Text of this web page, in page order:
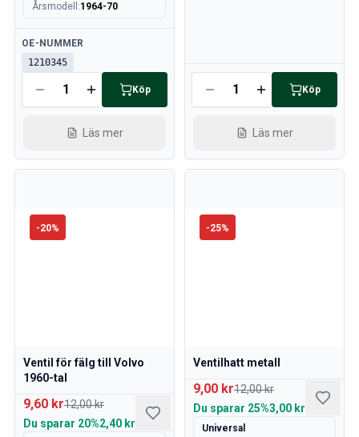
Årsmodell :1964-70
Tillgänglig
OE-NUMMER
1210345
Köp
Läs mer
Köp
Läs mer
-20%
Ventil för fälg till Volvo
1960-tal
9,60 kr12,00 kr
Du sparar 20%2,40 kr
-25%
Ventilhatt metall
9,00 kr12,00 kr
Du sparar 25%3,00 kr
Universal